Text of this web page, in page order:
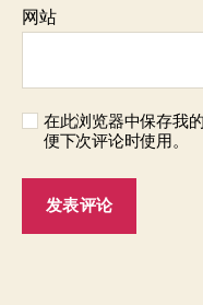
网站
在此浏览器中保存我
便下次评论时使用。